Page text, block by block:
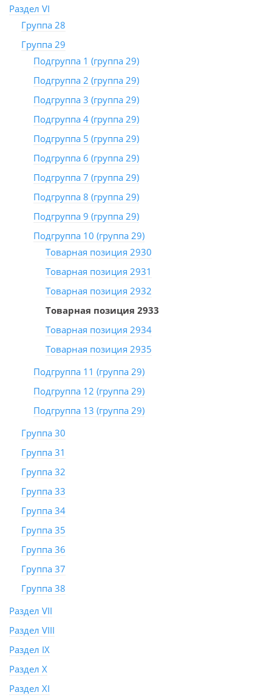
Раздел VI
Группа 28
Группа 29
Подгруппа 1 (группа 29)
Подгруппа 2 (группа 29)
Подгруппа 3 (группа 29)
Подгруппа 4 (группа 29)
Подгруппа 5 (группа 29)
Подгруппа 6 (группа 29)
Подгруппа 7 (группа 29)
Подгруппа 8 (группа 29)
Подгруппа 9 (группа 29)
Подгруппа 10 (группа 29)
Товарная позиция 2930
Товарная позиция 2931
Товарная позиция 2932
Товарная позиция 2933
Товарная позиция 2934
Товарная позиция 2935
Подгруппа 11 (группа 29)
Подгруппа 12 (группа 29)
Подгруппа 13 (группа 29)
Группа 30
Группа 31
Группа 32
Группа 33
Группа 34
Группа 35
Группа 36
Группа 37
Группа 38
Раздел VII
Раздел VIII
Раздел IX
Раздел X
Раздел XI